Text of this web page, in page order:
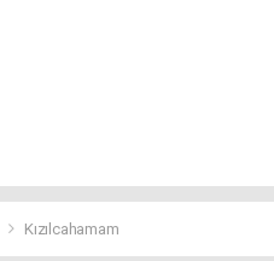
Kızılcahamam